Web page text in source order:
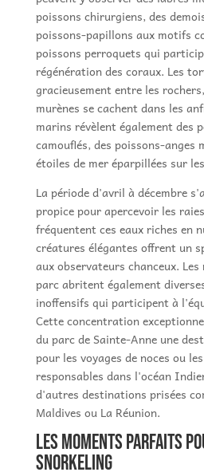
poissons chirurgiens, des
poissons-papillons aux motifs
poissons perroquets qui
régénération des coraux. Les
gracieusement entre les
murènes se cachent dans les
marins révèlent également des
camouflés, des poissons-anges
étoiles de mer éparpillées sur
La période d'avril à décembre
propice pour apercevoir les
fréquentent ces eaux riches en
créatures élégantes offrent un
aux observateurs chanceux.
parc abritent également
inoffensifs qui participent à
Cette concentration
du parc de Sainte-Anne une
pour les voyages de noces ou
responsables dans l'océan
d'autres destinations prisées
Maldives ou La Réunion.
Les moments parfaits
snorkeling